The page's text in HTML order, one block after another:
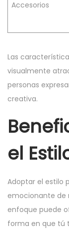
Accesorios
Las
visualmente
personas
creativa.
el
Adoptar el estilo
emocionante de
enfoque puede
forma en que tú